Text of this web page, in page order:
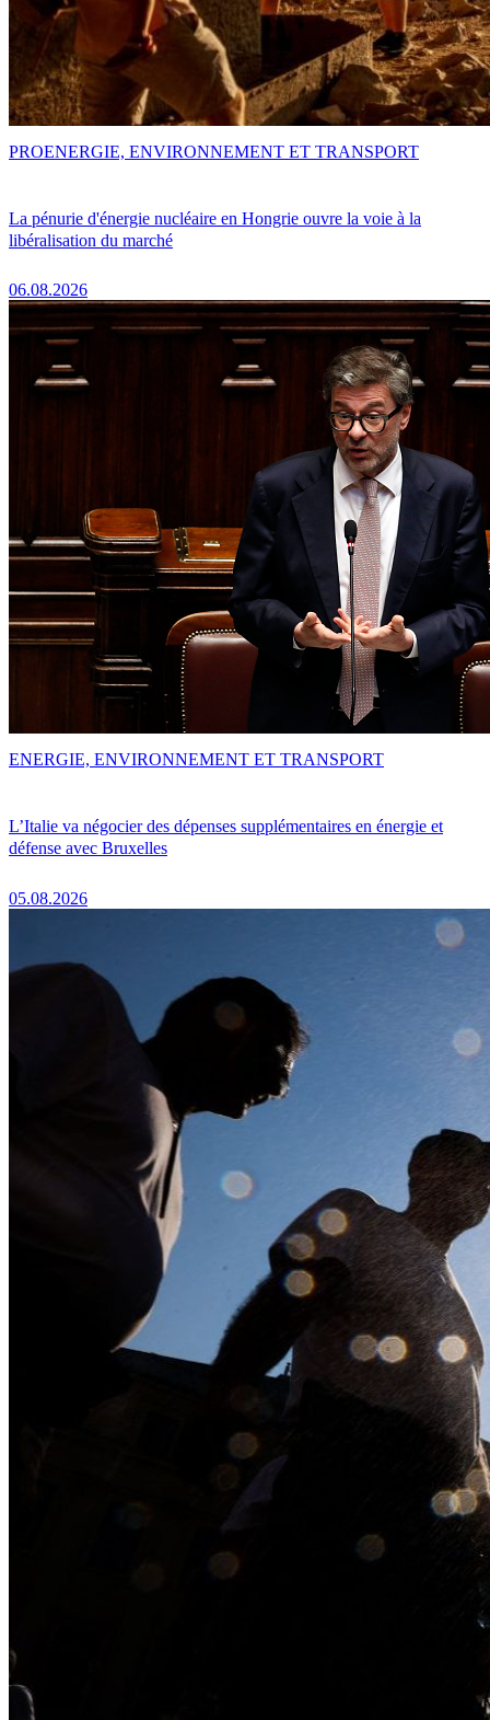
La pénurie d'énergie nucléaire en Hongrie ouvre la voie à la
libéralisation du marché
06.08.2026
PROENERGIE, ENVIRONNEMENT ET TRANSPORT
L’Italie va négocier des dépenses supplémentaires en énergie et
défense avec Bruxelles
05.08.2026
ENERGIE, ENVIRONNEMENT ET TRANSPORT